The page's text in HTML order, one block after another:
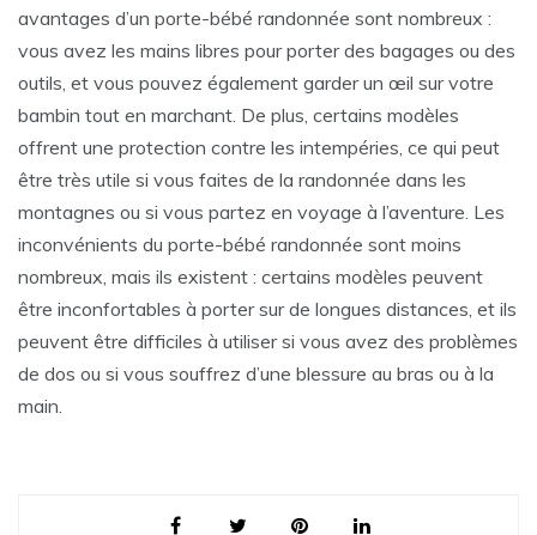
avantages d’un porte-bébé randonnée sont nombreux :
vous avez les mains libres pour porter des bagages ou des
outils, et vous pouvez également garder un œil sur votre
bambin tout en marchant. De plus, certains modèles
offrent une protection contre les intempéries, ce qui peut
être très utile si vous faites de la randonnée dans les
montagnes ou si vous partez en voyage à l’aventure. Les
inconvénients du porte-bébé randonnée sont moins
nombreux, mais ils existent : certains modèles peuvent
être inconfortables à porter sur de longues distances, et ils
peuvent être difficiles à utiliser si vous avez des problèmes
de dos ou si vous souffrez d’une blessure au bras ou à la
main.